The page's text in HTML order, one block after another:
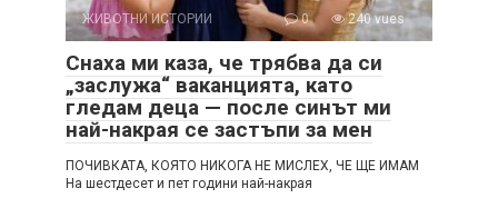
ЖИВОТНИ ИСТОРИИ 0 240 vues
Снаха ми каза, че трябва да си
„заслужа“ ваканцията, като
гледам деца — после синът ми
най-накрая се застъпи за мен
ПОЧИВКАТА, КОЯТО НИКОГА НЕ МИСЛЕХ, ЧЕ ЩЕ ИМАМ
На шестдесет и пет години най-накрая